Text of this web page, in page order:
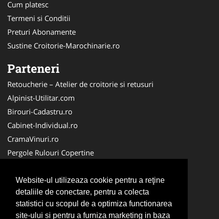
Website-ul utilizeaza cookie pentru a reţine
detaliile de conectare, pentru a colecta
statistici cu scopul de a optimiza functionarea
site-ului si pentru a furniza marketing in baza
Cum platesc
Termeni si Conditii
Preturi Abonamente
Sustine Croitorie-Marochinarie.ro
Parteneri
Retoucherie – Atelier de croitorie si retusuri
Alpinist-Utilitar.com
Birouri-Cadastru.ro
Cabinet-Individual.ro
CramaVinuri.ro
Pergole Rulouri Copertine
Cardiologul.ro
CentruInchirieri.ro
Copertine-Inchideri-Terase.com